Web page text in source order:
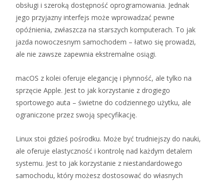
obsługi i szeroką dostępność oprogramowania. Jednak
jego przyjazny interfejs może wprowadzać pewne
opóźnienia, zwłaszcza na starszych komputerach. To jak
jazda nowoczesnym samochodem – łatwo się prowadzi,
ale nie zawsze zapewnia ekstremalne osiągi.
macOS z kolei oferuje elegancję i płynność, ale tylko na
sprzęcie Apple. Jest to jak korzystanie z drogiego
sportowego auta – świetne do codziennego użytku, ale
ograniczone przez swoją specyfikację.
Linux stoi gdzieś pośrodku. Może być trudniejszy do nauki,
ale oferuje elastyczność i kontrolę nad każdym detalem
systemu. Jest to jak korzystanie z niestandardowego
samochodu, który możesz dostosować do własnych